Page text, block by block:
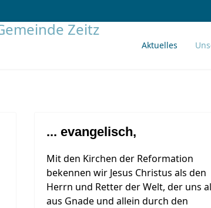
Aktuelles
... evangelisch,
Mit den Kirchen der Reformation
bekennen wir Jesus Christus als den
Herrn und Retter der Welt, der uns
aus Gnade und allein durch den